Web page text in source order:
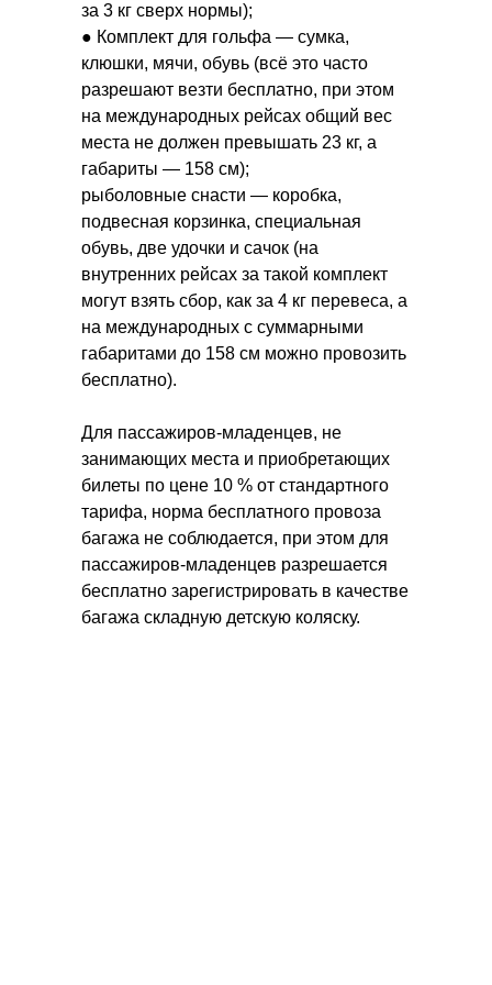
за 3 кг сверх нормы);
● Комплект для гольфа — сумка,
клюшки, мячи, обувь (всё это часто
разрешают везти бесплатно, при этом
на международных рейсах общий вес
места не должен превышать 23 кг, а
габариты — 158 см);
рыболовные снасти — коробка,
подвесная корзинка, специальная
обувь, две удочки и сачок (на
внутренних рейсах за такой комплект
могут взять сбор, как за 4 кг перевеса, а
на международных с суммарными
габаритами до 158 см можно провозить
бесплатно).
Для пассажиров-младенцев, не
занимающих места и приобретающих
билеты по цене 10 % от стандартного
тарифа, норма бесплатного провоза
багажа не соблюдается, при этом для
пассажиров-младенцев разрешается
бесплатно зарегистрировать в качестве
багажа складную детскую коляску.